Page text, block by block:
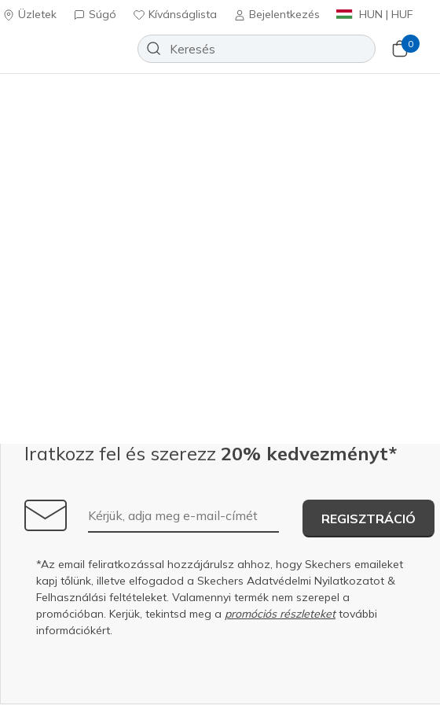
Üzletek Súgó Kívánságlista Bejelentkezés HUN | HUF
0
Iratkozz fel és szerezz 20% kedvezményt*
E-mail-cím
REGISZTRÁCIÓ
*Az email feliratkozással hozzájárulsz ahhoz, hogy Skechers emaileket
kapj tőlünk, illetve elfogadod a Skechers Adatvédelmi Nyilatkozatot &
Felhasználási feltételeket. Valamennyi termék nem szerepel a
promócióban. Kerjük, tekintsd meg a promóciós részletekettovábbi
információkért.